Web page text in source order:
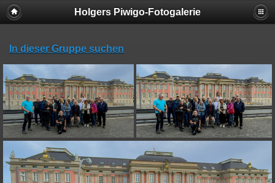
Holgers Piwigo-Fotogalerie
In dieser Gruppe suchen